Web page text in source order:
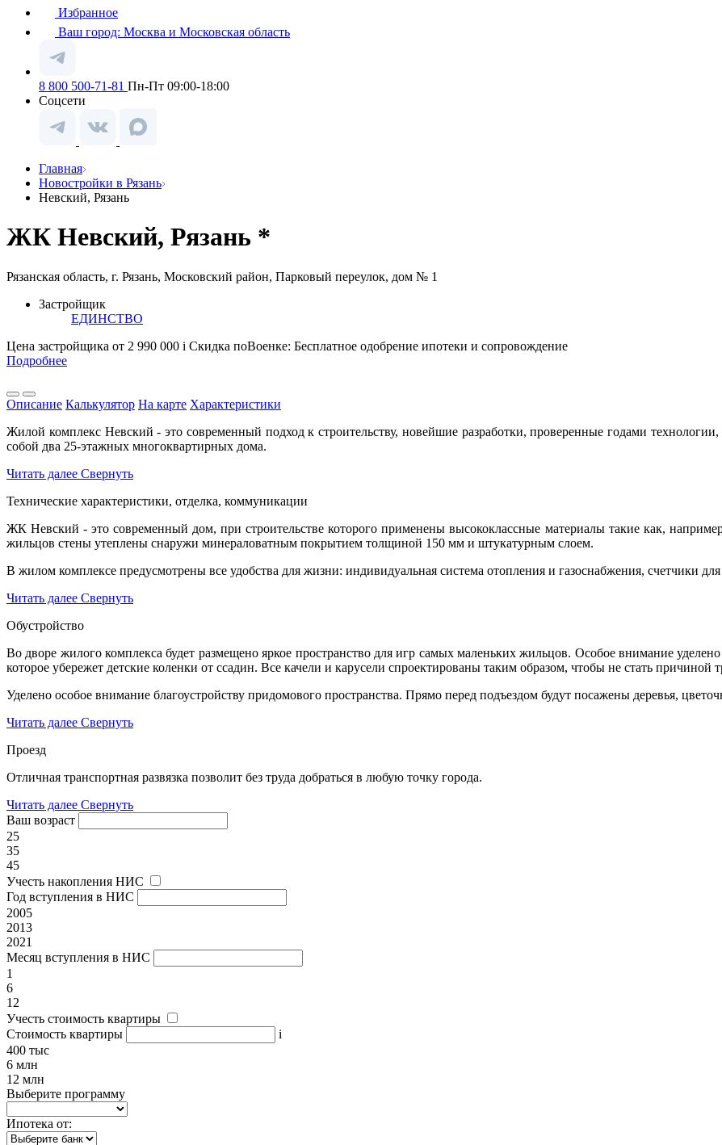
Избранное
Ваш город: Москва и Московская область
8 800 500-71-81 Пн-Пт 09:00-18:00
Соцсети
Главная
Новостройки в Рязань
Невский, Рязань
ЖК Невский, Рязань *
Рязанская область, г. Рязань, Московский район, Парковый переулок, дом № 1
Застройщик
ЕДИНСТВО
Цена застройщика от 2 990 000 i Скидка поВоенке: Бесплатное одобрение ипотеки и сопровождение
Подробнее
Описание Калькулятор На карте Характеристики
Жилой комплекс Невский - это современный подход к строительству, новейшие разработки, проверенные годами
собой два 25-этажных многоквартирных дома.
Читать далее Свернуть
Технические характеристики, отделка, коммуникации
ЖК Невский - это современный дом, при строительстве которого применены высококлассные материалы такие как,
жильцов стены утеплены снаружи минераловатным покрытием толщиной 150 мм и штукатурным слоем.
В жилом комплексе предусмотрены все удобства для жизни: индивидуальная система отопления и газоснабжения, счетчики для
Читать далее Свернуть
Обустройство
Во дворе жилого комплекса будет размещено яркое пространство для игр самых маленьких жильцов. Особое внимание
которое убережет детские коленки от ссадин. Все качели и карусели спроектированы таким образом, чтобы не стать причиной
Уделено особое внимание благоустройству придомового пространства. Прямо перед подъездом будут посажены деревья,
Читать далее Свернуть
Проезд
Отличная транспортная развязка позволит без труда добраться в любую точку города.
Читать далее Свернуть
Ваш возраст
25
35
45
Учесть накопления НИС
Год вступления в НИС
2005
2013
2021
Месяц вступления в НИС
1
6
12
Учесть стоимость квартиры
Стоимость квартиры
i
400 тыс
6 млн
12 млн
Выберите программу
Ипотека от: